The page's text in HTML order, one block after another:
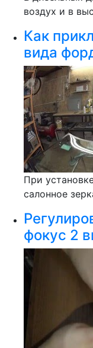
воздух и в
Как
вида
При
салонное
фокус 2